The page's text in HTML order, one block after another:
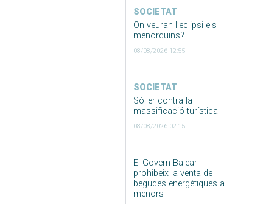
SOCIETAT
On veuran l’eclipsi els
menorquins?
08/08/2026 12:55
SOCIETAT
Sóller contra la
massificació turística
08/08/2026 02:15
El Govern Balear
prohibeix la venta de
begudes energètiques a
menors